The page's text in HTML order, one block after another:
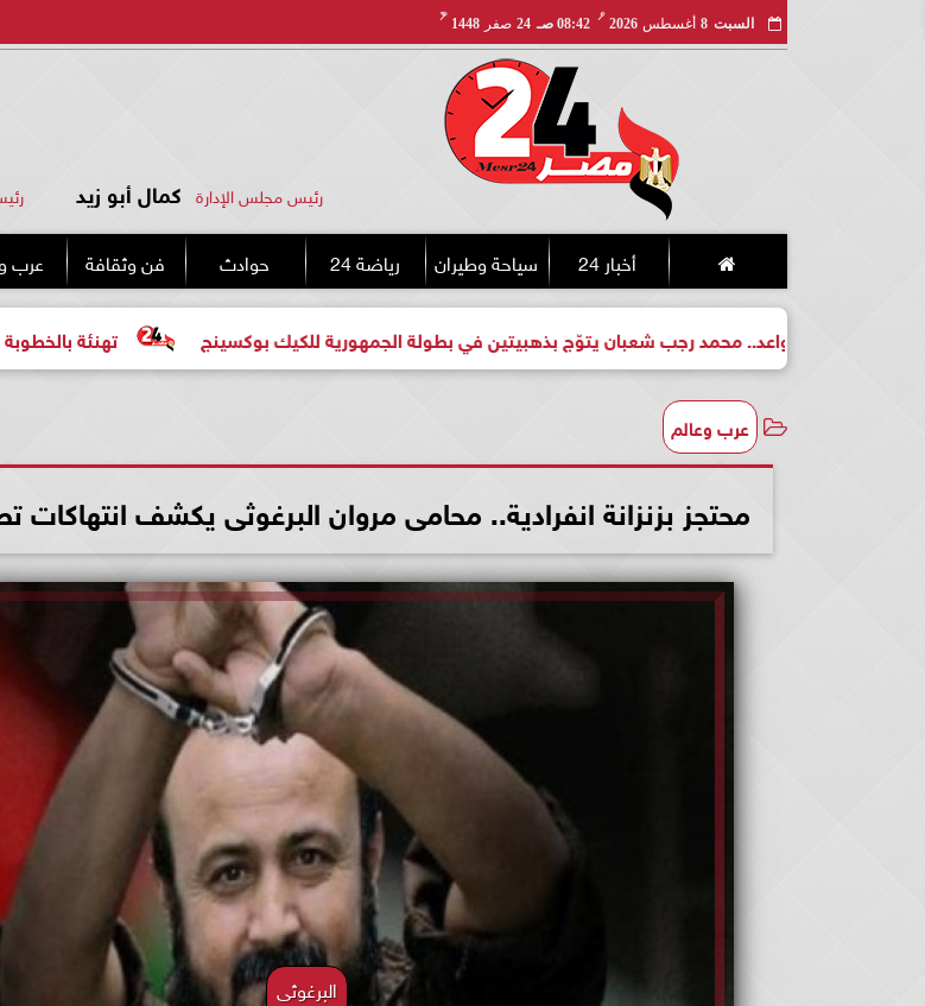
السبت 8 أغسطس 2026
مـ
08:42 صـ 24 صفر 1448
هـ
رئيس مجلس الإدارة كمال أبو زيد
أخبار 24 سياحة وطيران رياضة 24 حوادث فن وثقافة عرب
تهنئة بالخطوبة واعد.. محمد رجب شعبان يتوّج بذهبيتين في بطولة الجمهورية للكيك بوكسينج
عرب وعالم
محتجز بزنزانة انفرادية.. محامى مروان البرغوثى يكشف
البرغوثى